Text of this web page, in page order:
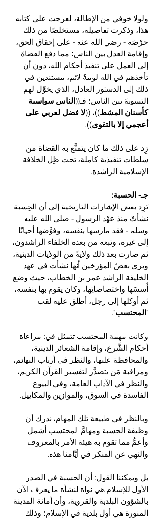
ولولا خوفي من الإطالة، لعرجت على كتابه
هذا، وذكرت تفاصيله، مستخلصًا من ذلك
حرْصَه - رضي الله عنه - على إحقاق الحق،
وإقامة العدل بين الناس؛ مما دفع القضاةَ
إلى العمل على تنفيذ أحكام الله، دون أن
تأخذهم في الله لومةُ لائم، مستندين في
ذلك إلى الدستور العادل، الذي يخوِّل لهم
التسويةَ بين الناس؛ فـ((الناس سواسية
كأسنان المشط))، ((لا فضل لعربي على
أعجمي إلا بالتقوى)).
زِد على ذلك ما كان يتمتَّع به القضاة من
سلطات تنفيذية كاملة، تحت ظِل الخلافة
الإسلامية الراشدة.
جـ- الحسبة:
تَرِد بعض الإشارات التاريخية إلى أن الحِسبة
نشأتْ منذ عهْد الرسول - صلى الله عليه
وسلم - فقد مارسها بنفسه، وفوَّضها أحيانًا
إلى غيره، وتبعه من بعده الخلفاء الراشدون،
ثم صارت بعد ذلك ولايةً من الولايات الدينية،
ويرى بعضُ المؤرخين أنها نشأت في عهد
الخليفة الراشد عمر بن الخطاب، حيث وضع
أُسسَها واختصاصاتِها، وكان يقوم بها بنفسه،
ثم أوكلها إلى رجل، أطلق عليه لقب
"المحتسب".
وكانت مهمة المحتسب تتمثل في: مراعاة
أحكام الشَّرع، وإقامة الشعائر الدينية،
والمحافظة عليها، والنظر في أرباب البهائم،
ومراقبة مَن يتصدَّر لتفسير القرآن الكريم،
والنظر في الآداب العامة، وفي البيوع
الفاسدة في السوق، والموازين والمكاييل.
وبالنظر في طبيعة تلك المهام، ندرك أن
وظيفة الحسبة ومهامَّ المحتسب أشمل
وأعمُّ مما تقوم به هيئة الأمر بالمعروف
والنهي عن المنكر في أيَّامنا هذه.
بل ويمكننا القول: أن الحسبة في الصدر
الأول للإسلام هي نواة لنشأة ما يعرف الآن
بالشؤون البلدية والقروية، وأن أمانة المدينة
المنورة هي أول بلدية في الإسلام؛ وذلك